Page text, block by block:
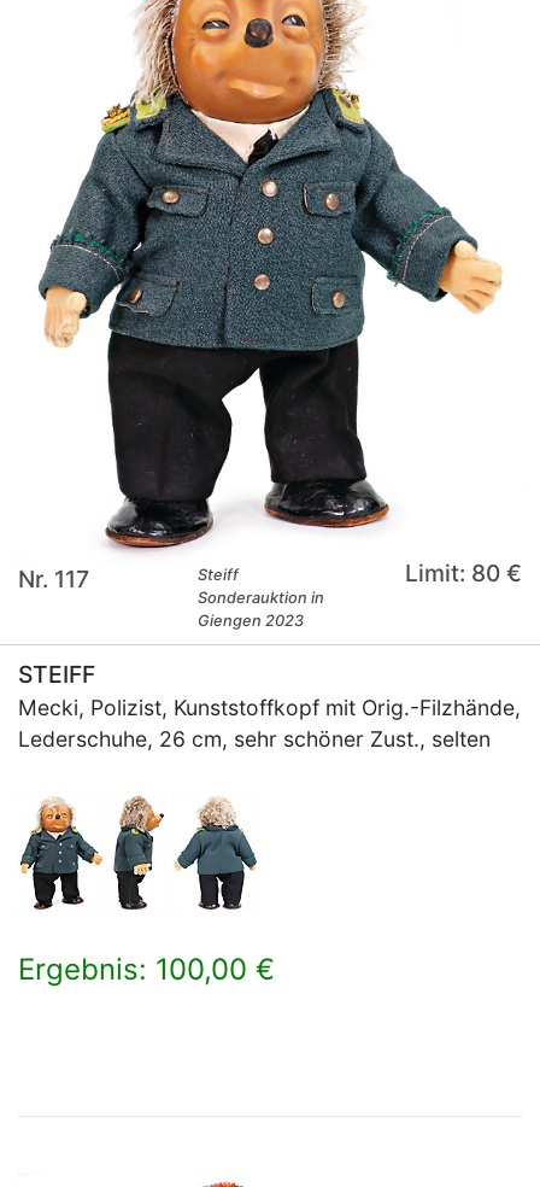
Nr. 117
Steiff
Sonderauktion in
Giengen 2023
Limit: 80 €
STEIFF
Mecki, Polizist, Kunststoffkopf mit Orig.-Filzhände,
Lederschuhe, 26 cm, sehr schöner Zust., selten
Ergebnis: 100,00 €